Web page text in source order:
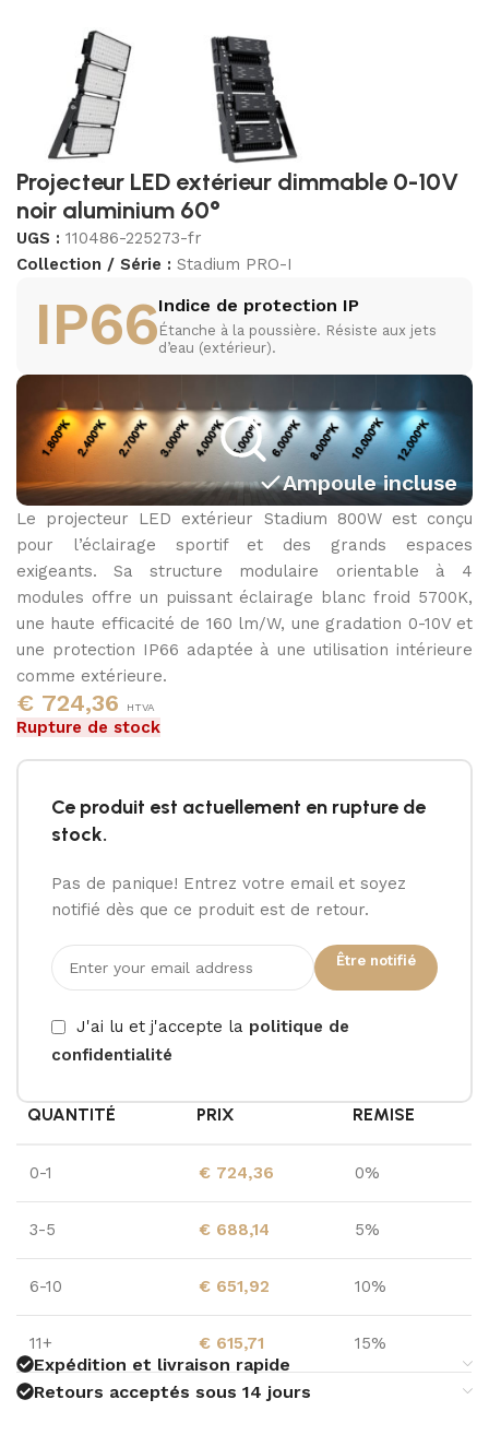
Projecteur LED extérieur dimmable 0-10V
noir aluminium 60°
UGS : 110486-225273-fr
Collection / Série : Stadium PRO-I
IP66Indice de protection IP
Étanche à la poussière. Résiste aux jets
d’eau (extérieur).
5000K
Ampoule incluse
Le projecteur LED extérieur Stadium 800W est conçu
pour l’éclairage sportif et des grands espaces
exigeants. Sa structure modulaire orientable à 4
modules offre un puissant éclairage blanc froid 5700K,
une haute efficacité de 160 lm/W, une gradation 0-10V et
une protection IP66 adaptée à une utilisation intérieure
comme extérieure.
€ 724,36 HTVA
Rupture de stock
Ce produit est actuellement en rupture de
stock.
Pas de panique! Entrez votre email et soyez
notifié dès que ce produit est de retour.
Être notifié
J'ai lu et j'accepte la politique de
confidentialité
QUANTITÉ PRIX REMISE
0-1 € 724,36 0%
3-5 € 688,14 5%
6-10 € 651,92 10%
11+ € 615,71 15%
Expédition et livraison rapide
Retours acceptés sous 14 jours